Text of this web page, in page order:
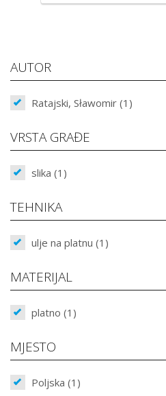
AUTOR
Ratajski, Sławomir (1)
VRSTA GRAĐE
slika (1)
TEHNIKA
ulje na platnu (1)
MATERIJAL
platno (1)
MJESTO
Poljska (1)